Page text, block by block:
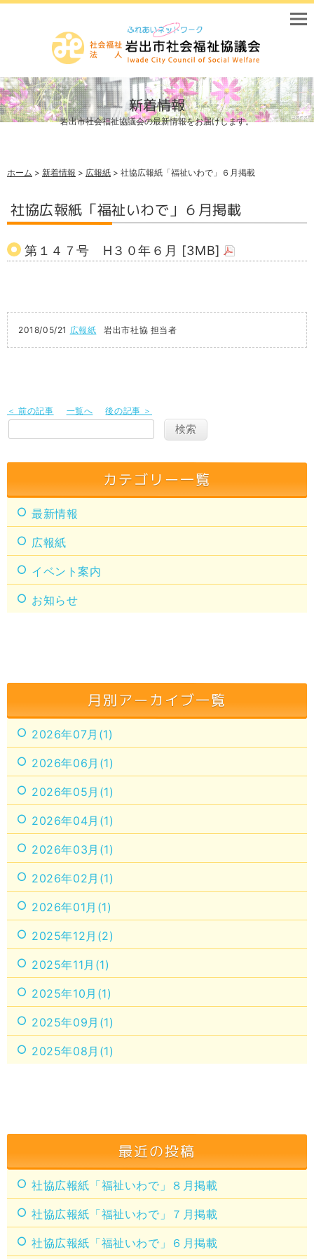
新着情報
岩出市社会福祉協議会の最新情報をお届けします。
ホーム > 新着情報 > 広報紙 > 社協広報紙「福祉いわで」６月掲載
社協広報紙「福祉いわで」６月掲載
第１４７号 H３０年６月 [3MB]
2018/05/21 広報紙 岩出市社協 担当者
＜ 前の記事 一覧へ 後の記事 ＞
カテゴリー一覧
最新情報
広報紙
イベント案内
お知らせ
月別アーカイブ一覧
2026年07月(1)
2026年06月(1)
2026年05月(1)
2026年04月(1)
2026年03月(1)
2026年02月(1)
2026年01月(1)
2025年12月(2)
2025年11月(1)
2025年10月(1)
2025年09月(1)
2025年08月(1)
最近の投稿
社協広報紙「福祉いわで」８月掲載
社協広報紙「福祉いわで」７月掲載
社協広報紙「福祉いわで」６月掲載